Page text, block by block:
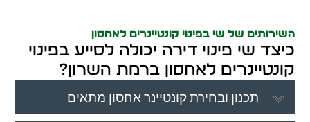
השירותים של שי בפינוי קונטיינרים לאחסון
כיצד שי פינוי דירה יכולה לסייע בפינוי
קונטיינרים לאחסון ברמת השרון?
תכנון ובחירת קונטיינר אחסון מתאים